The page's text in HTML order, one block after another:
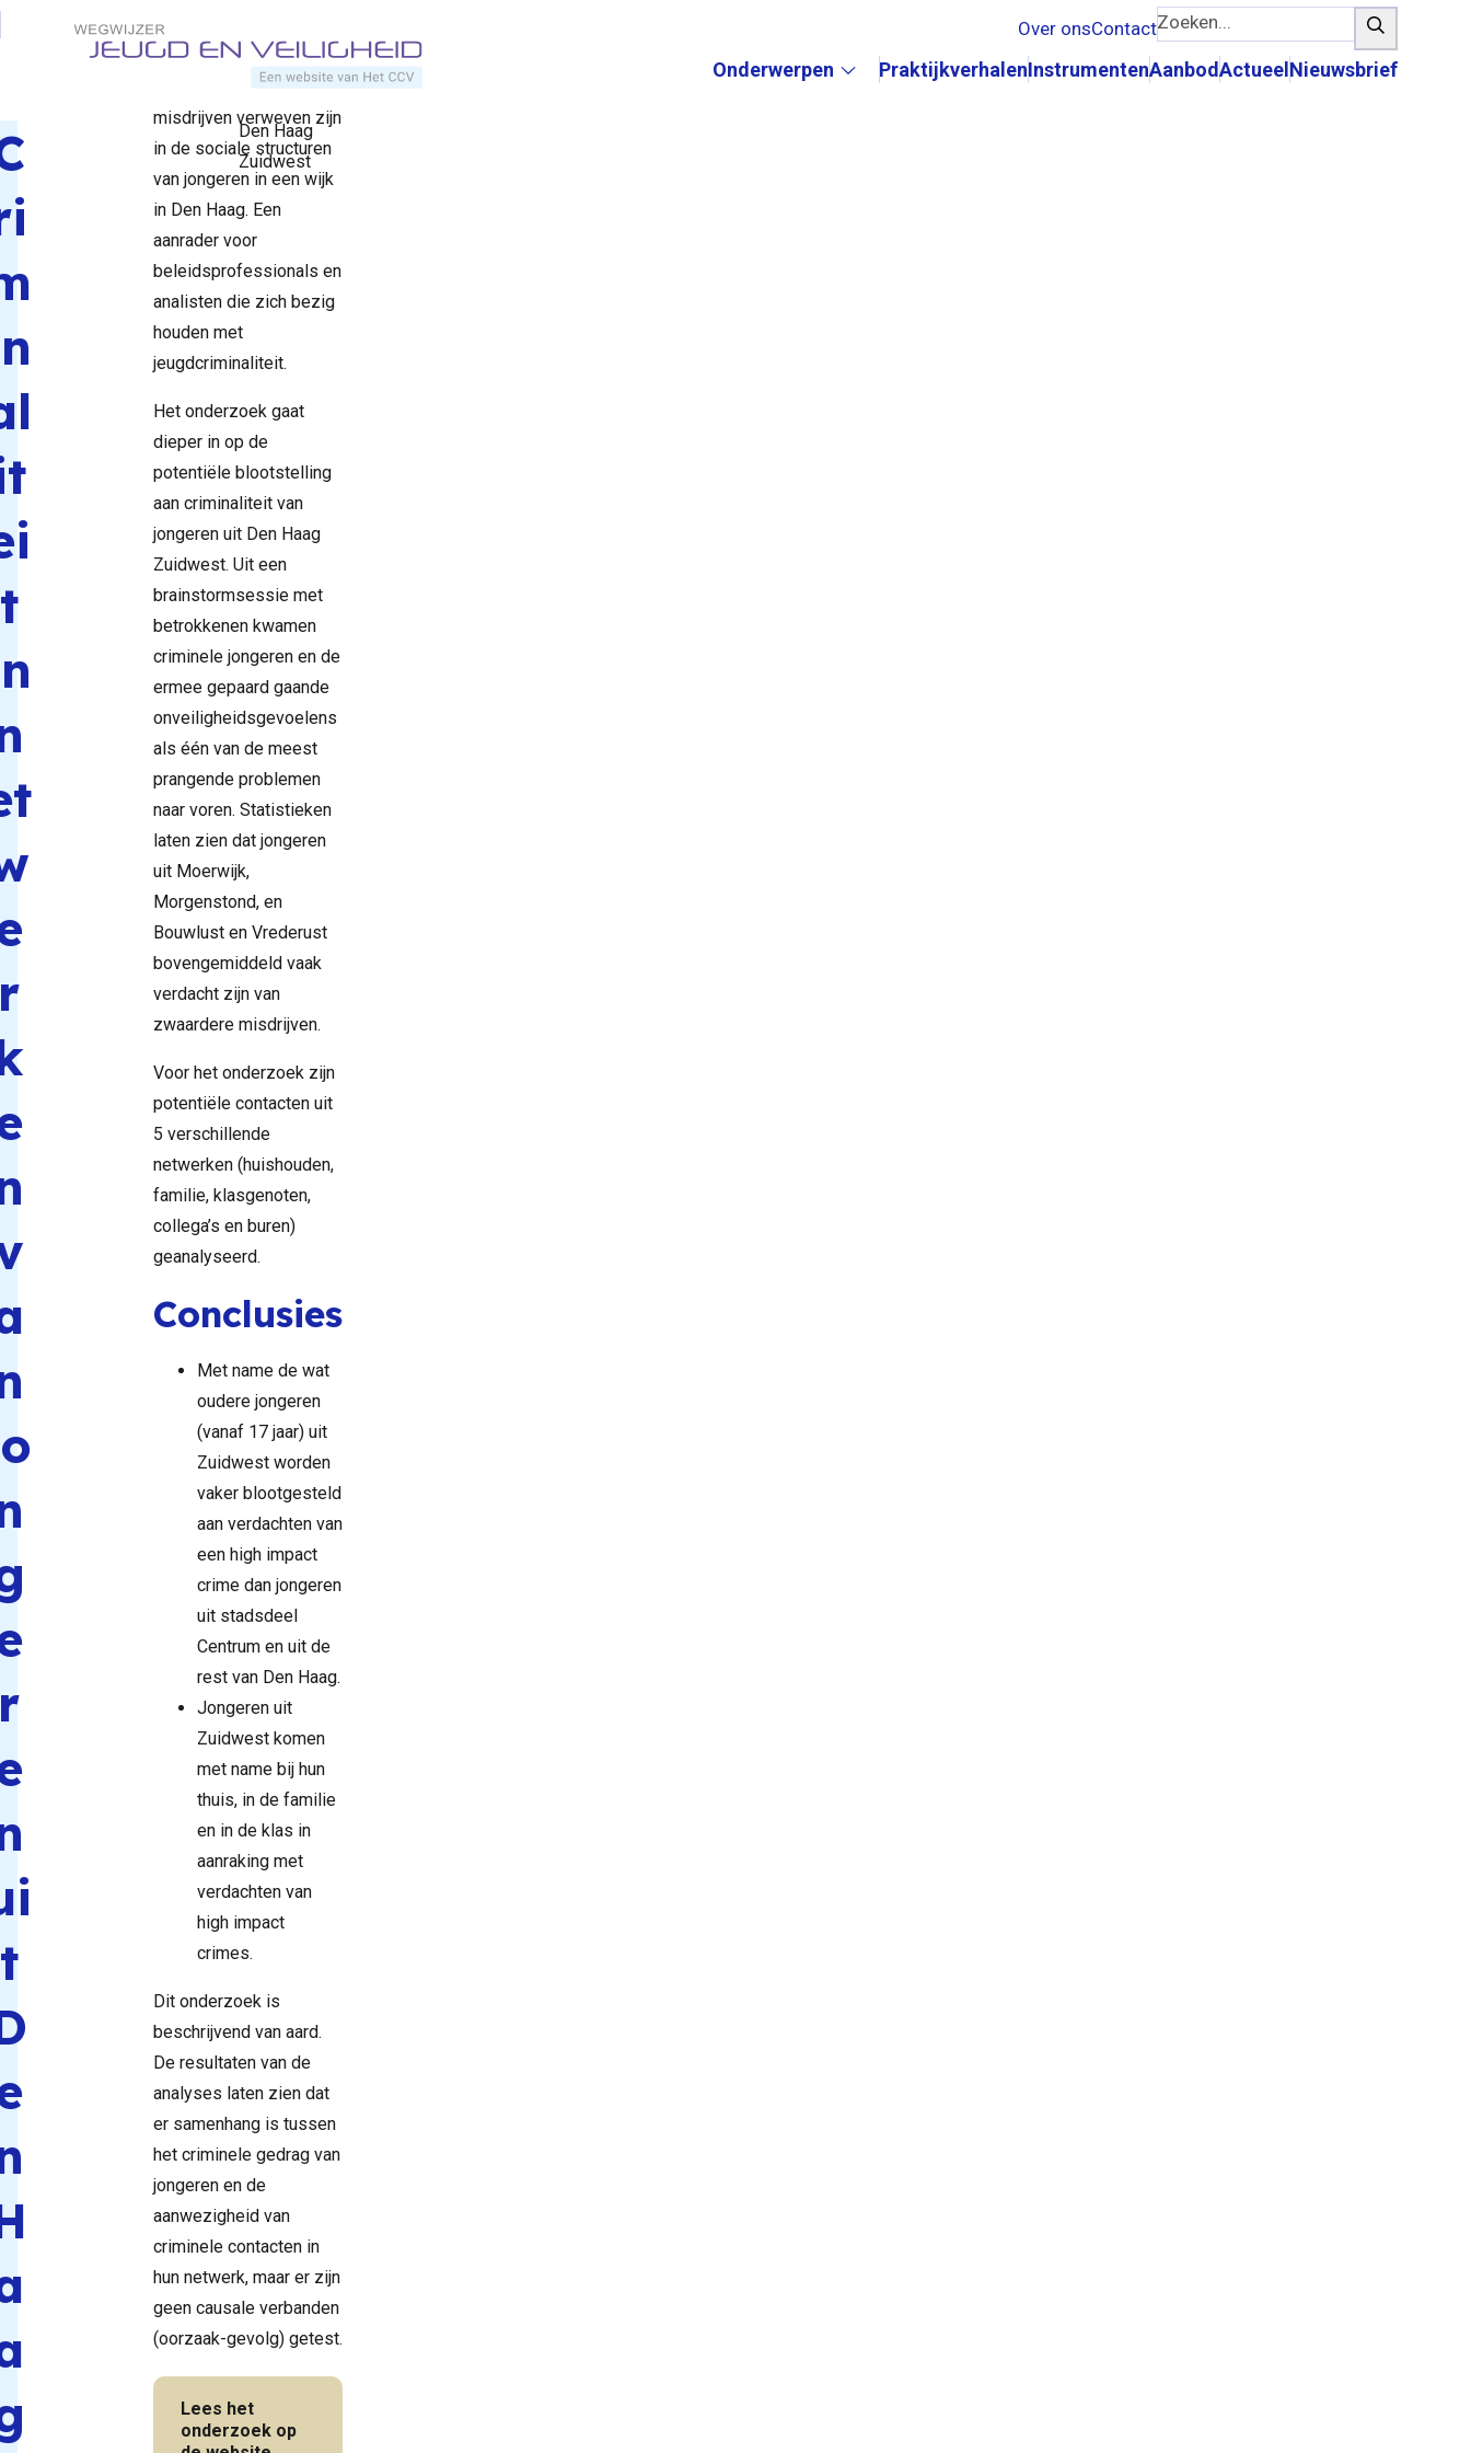
Direct naar content
Terug naar de startpagina Onderwerpen PraktijkverhalenInstrumentenAanbodActueel Nieuwsbrief
Over onsContactZoeken... Zoeken
t
t
netwerken
van
Den Haag
Zuidwest
hoe een netwerkanalyse
is uitgevoerd om te
bekijken in hoeverre hic-
misdrijven verweven zijn
in de sociale structuren
van jongeren in een wijk
in Den Haag. Een
aanrader voor
beleidsprofessionals en
analisten die zich bezig
houden met
jeugdcriminaliteit.
Het onderzoek gaat
dieper in op de
potentiële blootstelling
aan criminaliteit van
jongeren uit Den Haag
Zuidwest. Uit een
brainstormsessie met
betrokkenen kwamen
criminele jongeren en de
ermee gepaard gaande
onveiligheidsgevoelens
als één van de meest
prangende problemen
naar voren. Statistieken
laten zien dat jongeren
uit Moerwijk,
Morgenstond, en
Bouwlust en Vrederust
bovengemiddeld vaak
verdacht zijn van
zwaardere misdrijven.
Voor het onderzoek zijn
potentiële contacten uit
5 verschillende
netwerken (huishouden,
familie, klasgenoten,
collega’s en buren)
geanalyseerd.
Conclusies
Met name de wat
oudere jongeren
(vanaf 17 jaar) uit
Zuidwest worden
vaker blootgesteld
aan verdachten van
een high impact
crime dan jongeren
uit stadsdeel
Centrum en uit de
rest van Den Haag.
Jongeren uit
Zuidwest komen
met name bij hun
thuis, in de familie
en in de klas in
aanraking met
verdachten van
high impact
crimes.
Dit onderzoek is
beschrijvend van aard.
De resultaten van de
analyses laten zien dat
er samenhang is tussen
het criminele gedrag van
jongeren en de
aanwezigheid van
criminele contacten in
hun netwerk, maar er zijn
geen causale verbanden
(oorzaak-gevolg) getest.
Lees het
onderzoek op